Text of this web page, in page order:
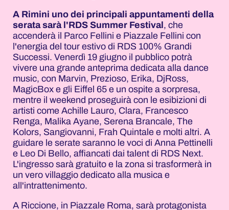
A Rimini uno dei principali appuntamenti della
serata sarà l'RDS Summer Festival, che
accenderà il Parco Fellini e Piazzale Fellini con
l'energia del tour estivo di RDS 100% Grandi
Successi. Venerdì 19 giugno il pubblico potrà
vivere una grande anteprima dedicata alla dance
music, con Marvin, Prezioso, Erika, DjRoss,
MagicBox e gli Eiffel 65 e un ospite a sorpresa,
mentre il weekend proseguirà con le esibizioni di
artisti come Achille Lauro, Clara, Francesco
Renga, Malika Ayane, Serena Brancale, The
Kolors, Sangiovanni, Frah Quintale e molti altri. A
guidare le serate saranno le voci di Anna Pettinelli
e Leo Di Bello, affiancati dai talent di RDS Next.
L'ingresso sarà gratuito e la zona si trasformerà in
un vero villaggio dedicato alla musica e
all'intrattenimento.
A Riccione, in Piazzale Roma, sarà protagonista